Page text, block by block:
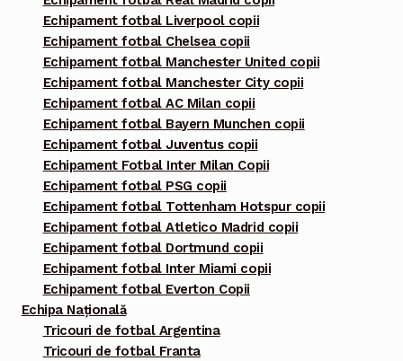
Echipament fotbal Liverpool copii
Echipament fotbal Chelsea copii
Echipament fotbal Manchester United copii
Echipament fotbal Manchester City copii
Echipament fotbal AC Milan copii
Echipament fotbal Bayern Munchen copii
Echipament fotbal Juventus copii
Echipament Fotbal Inter Milan Copii
Echipament fotbal PSG copii
Echipament fotbal Tottenham Hotspur copii
Echipament fotbal Atletico Madrid copii
Echipament fotbal Dortmund copii
Echipament fotbal Inter Miami copii
Echipament fotbal Everton Copii
Echipa Națională
Tricouri de fotbal Argentina
Tricouri de fotbal Franta